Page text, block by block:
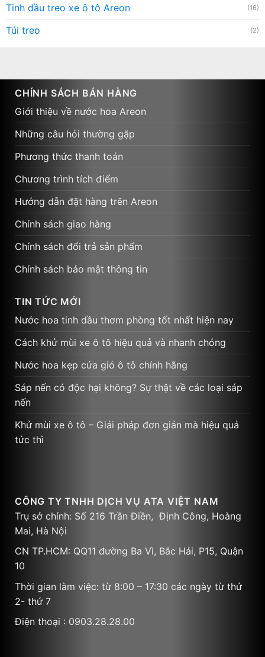
Tinh dầu treo xe ô tô Areon (16)
Túi treo (2)
CHÍNH SÁCH BÁN HÀNG
Giới thiệu về nước hoa Areon
Những câu hỏi thường gặp
Phương thức thanh toán
Chương trình tích điểm
Hướng dẫn đặt hàng trên Areon
Chính sách giao hàng
Chính sách đổi trả sản phẩm
Chính sách bảo mật thông tin
TIN TỨC MỚI
Nước hoa tinh dầu thơm phòng tốt nhất hiện nay
Cách khử mùi xe ô tô hiệu quả và nhanh chóng
Nước hoa kẹp cửa gió ô tô chính hãng
Sáp nến có độc hại không? Sự thật về các loại sáp
nến
Khử mùi xe ô tô – Giải pháp đơn giản mà hiệu quả
tức thì
CÔNG TY TNHH DỊCH VỤ ATA VIỆT NAM
Trụ sở chính: Số 216 Trần Điền, Định Công, Hoàng
Mai, Hà Nội
CN TP.HCM: QQ11 đường Ba Vì, Bắc Hải, P15, Quận
10
Thời gian làm việc: từ 8:00 – 17:30 các ngày từ thứ
2- thứ 7
Điện thoại : 0903.28.28.00